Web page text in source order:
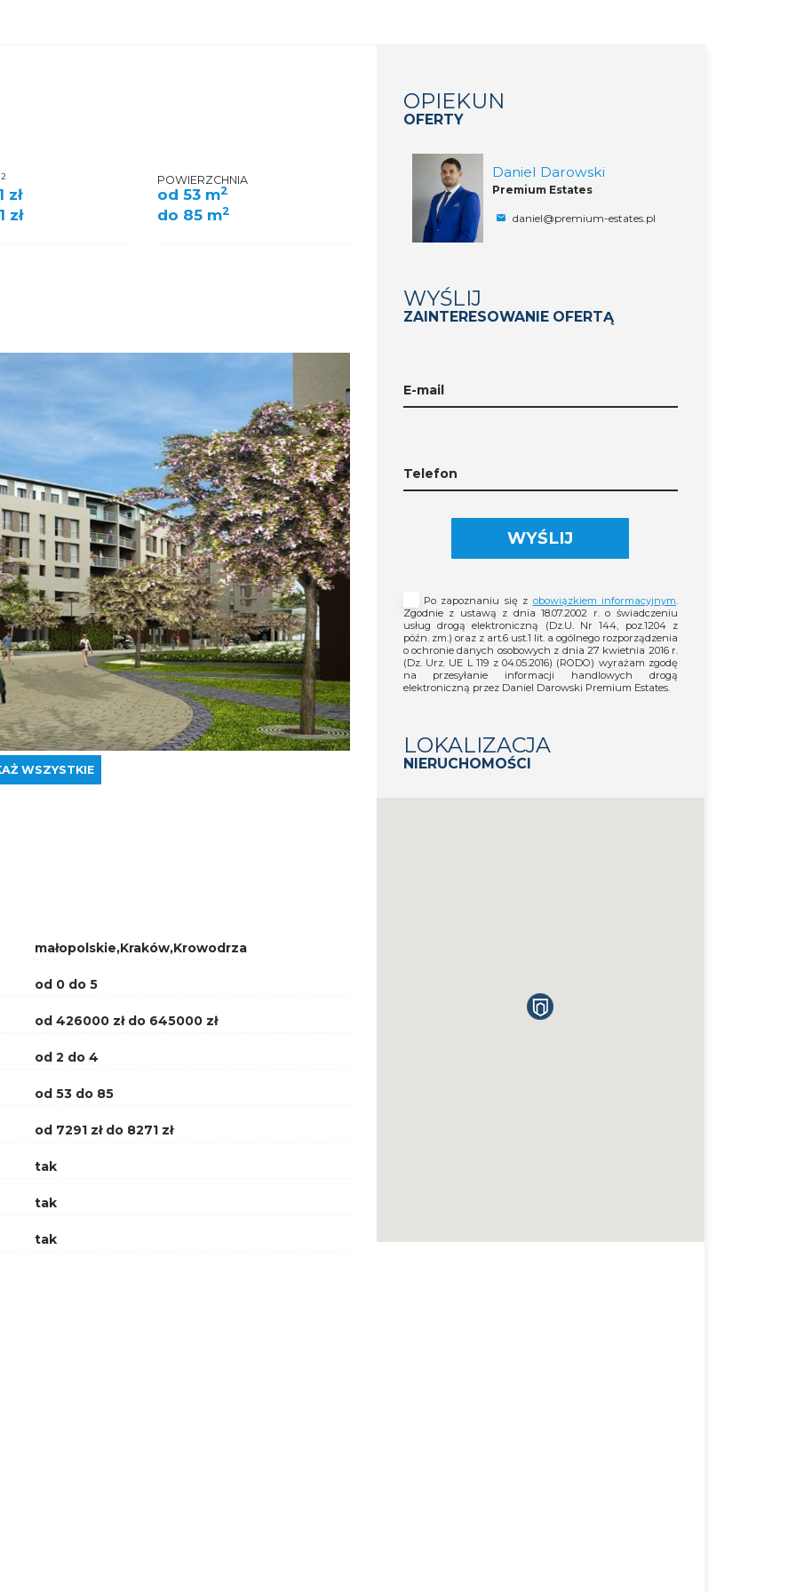
2
zł
zł
POWIERZCHNIA
od 53 m2
do 85 m2
WSZYSTKIE
małopolskie,Kraków,Krowodrza
od 0 do 5
od 426000 zł do 645000 zł
od 2 do 4
od 53 do 85
od 7291 zł do 8271 zł
tak
tak
tak
OPIEKUN
OFERTY
Daniel Darowski
Premium Estates
daniel@premium-estates.pl
WYŚLIJ
ZAINTERESOWANIE OFERTĄ
E-mail
Telefon
WYŚLIJ
Po zapoznaniu się z obowiązkiem informacyjnym.
Zgodnie z ustawą z dnia 18.07.2002 r. o świadczeniu
usług drogą elektroniczną (Dz.U. Nr 144, poz.1204 z
późn. zm.) oraz z art.6 ust.1 lit. a ogólnego rozporządzenia
o ochronie danych osobowych z dnia 27 kwietnia 2016 r.
(Dz. Urz. UE L 119 z 04.05.2016) (RODO) wyrażam zgodę
na przesyłanie informacji handlowych drogą
elektroniczną przez Daniel Darowski Premium Estates.
LOKALIZACJA
NIERUCHOMOŚCI